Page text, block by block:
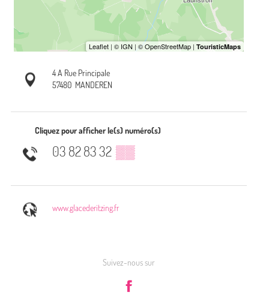
4 A Rue Principale
57480 MANDEREN
Cliquez pour afficher le(s) numéro(s)
03 82 83 32 ▒▒
www.glacederitzing.fr
Suivez-nous sur